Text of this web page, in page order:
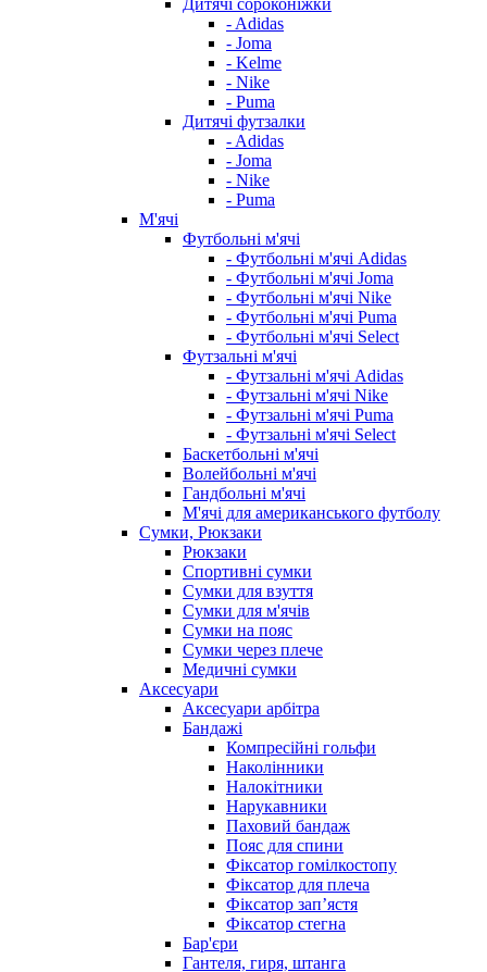
Дитячі сороконіжки
- Adidas
- Joma
- Kelme
- Nike
- Puma
Дитячі футзалки
- Adidas
- Joma
- Nike
- Puma
М'ячі
Футбольні м'ячі
- Футбольні м'ячі Adidas
- Футбольні м'ячі Joma
- Футбольні м'ячі Nike
- Футбольні м'ячі Puma
- Футбольні м'ячі Select
Футзальні м'ячі
- Футзальні м'ячі Adidas
- Футзальні м'ячі Nike
- Футзальні м'ячі Puma
- Футзальні м'ячі Select
Баскетбольні м'ячі
Волейбольні м'ячі
Гандбольні м'ячі
М'ячі для американського футболу
Сумки, Рюкзаки
Рюкзаки
Спортивні сумки
Сумки для взуття
Сумки для м'ячів
Сумки на пояс
Сумки через плече
Медичні сумки
Аксесуари
Аксесуари арбітра
Бандажі
Компресійні гольфи
Наколінники
Налокітники
Нарукавники
Паховий бандаж
Пояс для спини
Фіксатор гомілкостопу
Фіксатор для плеча
Фіксатор запʼястя
Фіксатор стегна
Бар'єри
Гантеля, гиря, штанга